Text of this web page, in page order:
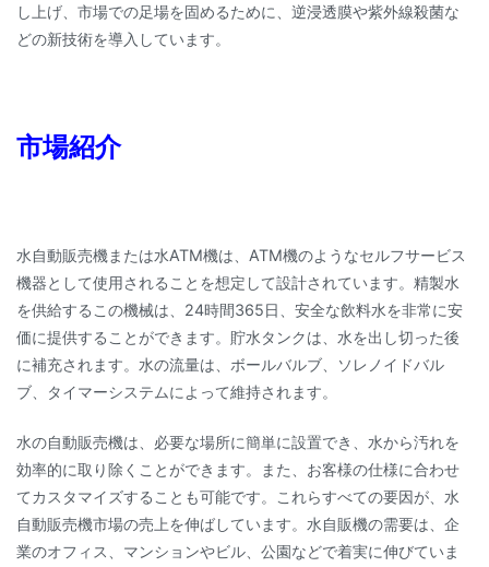
し上げ、市場での足場を固めるために、逆浸透膜や紫外線殺菌な
どの新技術を導入しています。
市場紹介
水自動販売機または水ATM機は、ATM機のようなセルフサービス
機器として使用されることを想定して設計されています。精製水
を供給するこの機械は、24時間365日、安全な飲料水を非常に安
価に提供することができます。貯水タンクは、水を出し切った後
に補充されます。水の流量は、ボールバルブ、ソレノイドバル
ブ、タイマーシステムによって維持されます。
水の自動販売機は、必要な場所に簡単に設置でき、水から汚れを
効率的に取り除くことができます。また、お客様の仕様に合わせ
てカスタマイズすることも可能です。これらすべての要因が、水
自動販売機市場の売上を伸ばしています。水自販機の需要は、企
業のオフィス、マンションやビル、公園などで着実に伸びていま